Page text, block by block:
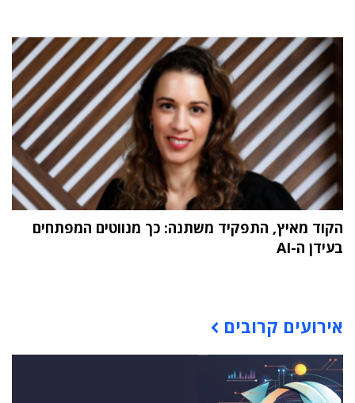
הקוד מאיץ, התפקיד משתנה: כך מנווטים המפתחים
בעידן ה-AI
אירועים קרובים